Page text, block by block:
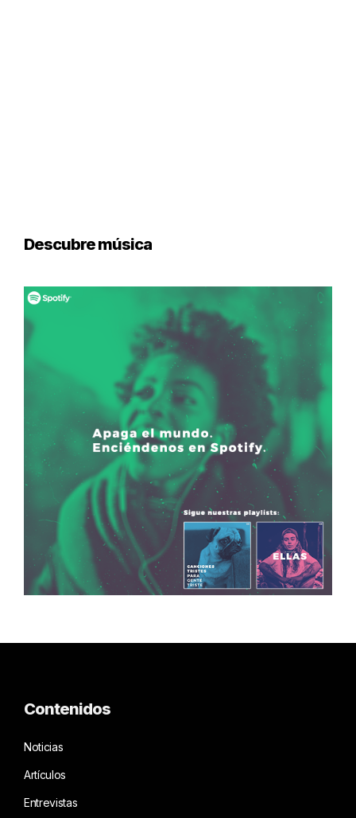
Descubre música
Contenidos
Noticias
Artículos
Entrevistas